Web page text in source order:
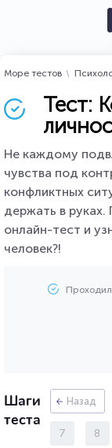
Море тестов
Тест:
Не каждому
чувства под
конфликтных
держать в
онлайн-тест и
человек?!
Шаги
теста
Назад
7 8